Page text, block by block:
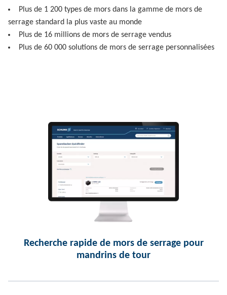
Plus de 1 200 types de mors dans la gamme de mors de
serrage standard la plus vaste au monde
Plus de 16 millions de mors de serrage vendus
Plus de 60 000 solutions de mors de serrage personnalisées
Recherche rapide de mors de serrage pour
mandrins de tour